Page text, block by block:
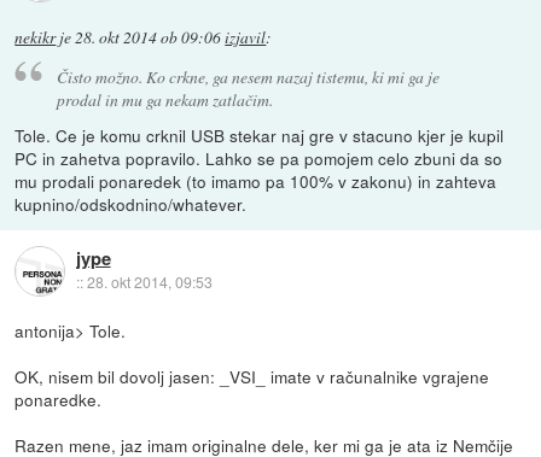
nekikrje28. okt 2014 ob 09:06izjavil:
Čisto možno. Ko crkne, ga nesem nazaj tistemu, ki mi ga je
prodal in mu ga nekam zatlačim.
Tole. Ce je komu crknil USB stekar naj gre v stacuno kjer je kupil
PC in zahetva popravilo. Lahko se pa pomojem celo zbuni da so
mu prodali ponaredek (to imamo pa 100% v zakonu) in zahteva
kupnino/odskodnino/whatever.
jype
::28. okt 2014, 09:53
antonija> Tole.
OK, nisem bil dovolj jasen: _VSI_ imate v računalnike vgrajene
ponaredke.
Razen mene, jaz imam originalne dele, ker mi ga je ata iz Nemčije